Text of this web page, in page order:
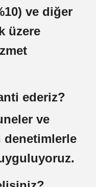
ve diğer
üzere
ederiz?
ve
denetimlerle